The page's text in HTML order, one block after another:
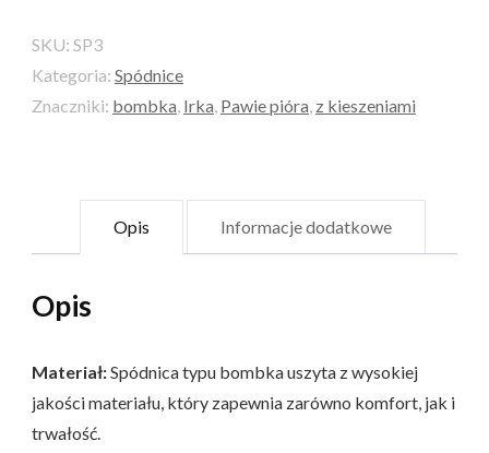
pióra
SKU: SP3
Kategoria: Spódnice
Znaczniki: bombka Irka Pawie pióra z kieszeniami
Opis Informacje dodatkowe
Opis
Materiał:Spódnica typu bombka uszyta z wysokiej
jakości materiału, który zapewnia zarówno komfort, jak i
trwałość.